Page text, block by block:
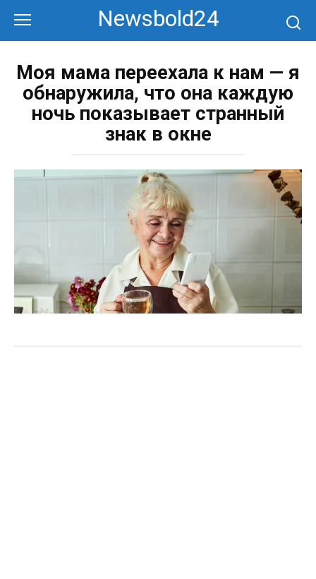
контенту
Newsbold24
Моя мама переехала к нам — я
обнаружила, что она каждую
ночь показывает странный
знак в окне